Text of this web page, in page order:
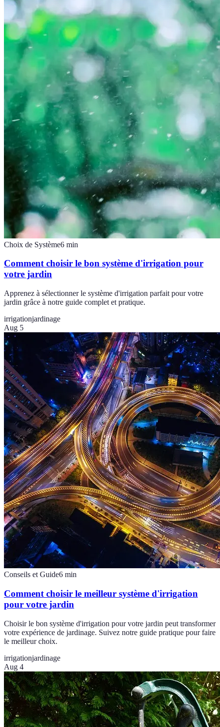
Choix de Système6 min
Comment choisir le bon système d'irrigation pour
votre jardin
Apprenez à sélectionner le système d'irrigation parfait pour votre
jardin grâce à notre guide complet et pratique.
irrigationjardinage
Aug 5
Conseils et Guide6 min
Comment choisir le meilleur système d'irrigation
pour votre jardin
Choisir le bon système d'irrigation pour votre jardin peut transformer
votre expérience de jardinage. Suivez notre guide pratique pour faire
le meilleur choix.
irrigationjardinage
Aug 4